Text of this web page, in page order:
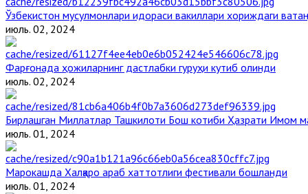
Ўзбекистон мусулмонлари идораси вакиллари хориждаги
июль. 02, 2024
Фарғонада ҳожиларнинг дастлабки гуруҳи кутиб олинди
июль. 02, 2024
Бирлашган Миллатлар Ташкилоти Бош котиби Ҳазрати Имом
июль. 01, 2024
Марокашда Халқаро араб хаттотлиги фестивали бошланди
июль. 01, 2024